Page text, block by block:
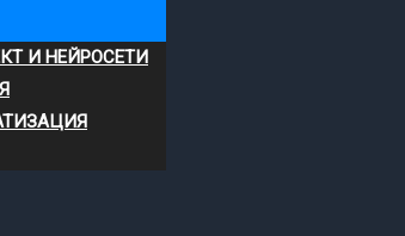
И НЕЙРОСЕТИ